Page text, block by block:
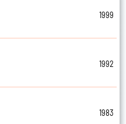
1999
1992
1983